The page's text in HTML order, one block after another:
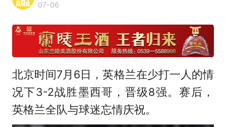
07-06
北京时间7月6日，英格兰在少打一人的情
况下3-2战胜墨西哥，晋级8强。赛后，
英格兰全队与球迷忘情庆祝。